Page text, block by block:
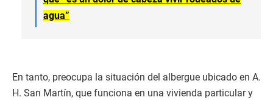
agua”
En tanto, preocupa la situación del albergue ubicado en A.
H. San Martín, que funciona en una vivienda particular y